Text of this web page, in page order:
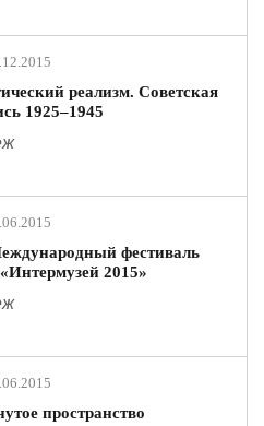
реализм. Советская
1925‒1945
фестиваль
2015»
пространство